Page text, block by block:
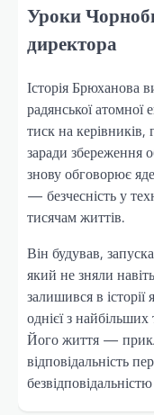
Уроки
директора
Історія Брюханова
радянської атомної
тиск на
заради збереження
знову обговорює
— безчесність у
тисячам життів.
Він будував,
який не зняли
залишився в
однієї з
Його життя —
відповідальність